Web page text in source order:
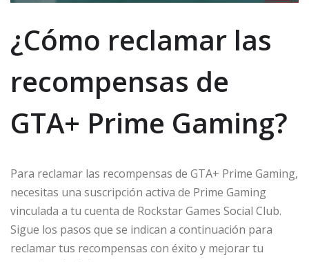
¿Cómo reclamar las
recompensas de
GTA+ Prime Gaming?
Para reclamar las recompensas de GTA+ Prime Gaming,
necesitas una suscripción activa de Prime Gaming
vinculada a tu cuenta de Rockstar Games Social Club.
Sigue los pasos que se indican a continuación para
reclamar tus recompensas con éxito y mejorar tu